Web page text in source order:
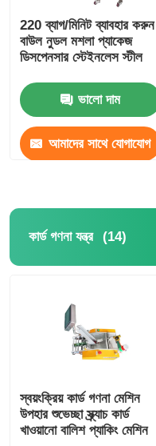
পণ্য
ভিডিও
আমাদের সম্বন্ধে
মান নিয়ন্ত্রণ
রোটারি প্যাকিং মেশিন
220 ব্যাগ/মিনিট ব্যাবহার করুন
বাউল নুডল মশলা প্যাকেজ
ডিসপেনসার স্টেইনলেস স্টীল
ভালো দাম
আমাদের সাথে যোগাযোগ
কার্ড গণনা যন্ত্র (14)
স্বয়ংক্রিয় কার্ড গণনা মেশিন
উপহার শুভেচ্ছা স্ক্র্যাচ কার্ড
খাওয়ানো বালিশ প্যাকিং মেশিন